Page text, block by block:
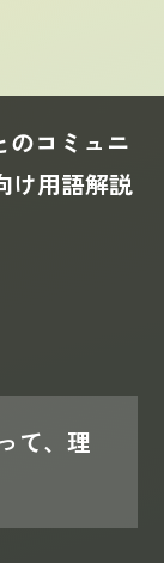
のコミュニ
け用語解説
て、理